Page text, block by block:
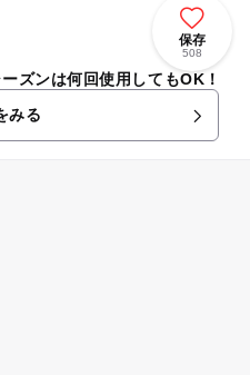
保存
508
ズンは何回使用してもOK！
みる